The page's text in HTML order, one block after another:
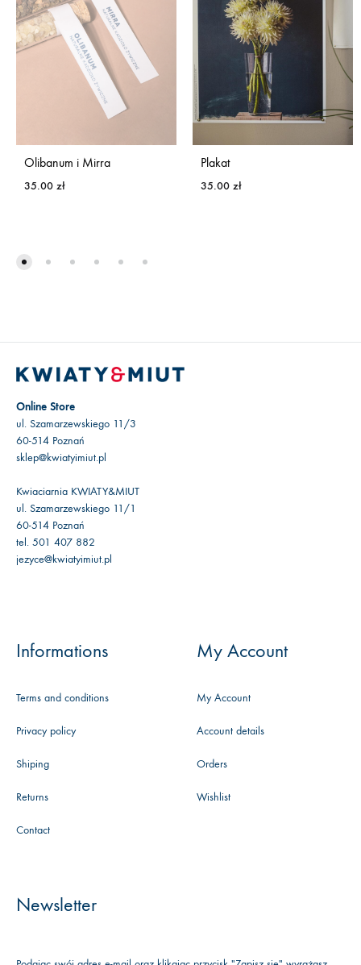
Olibanum i Mirra
35.00 zł
Plakat
35.00 zł
Online Store
ul. Szamarzewskiego 11/3
60-514 Poznań
sklep@kwiatyimiut.pl
Kwiaciarnia KWIATY&MIUT
ul. Szamarzewskiego 11/1
60-514 Poznań
tel. 501 407 882
jezyce@kwiatyimiut.pl
Informations
Terms and conditions
Privacy policy
Shiping
Returns
Contact
My Account
My Account
Account details
Orders
Wishlist
Newsletter